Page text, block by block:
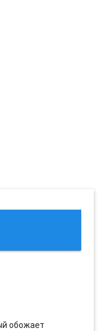
обожает